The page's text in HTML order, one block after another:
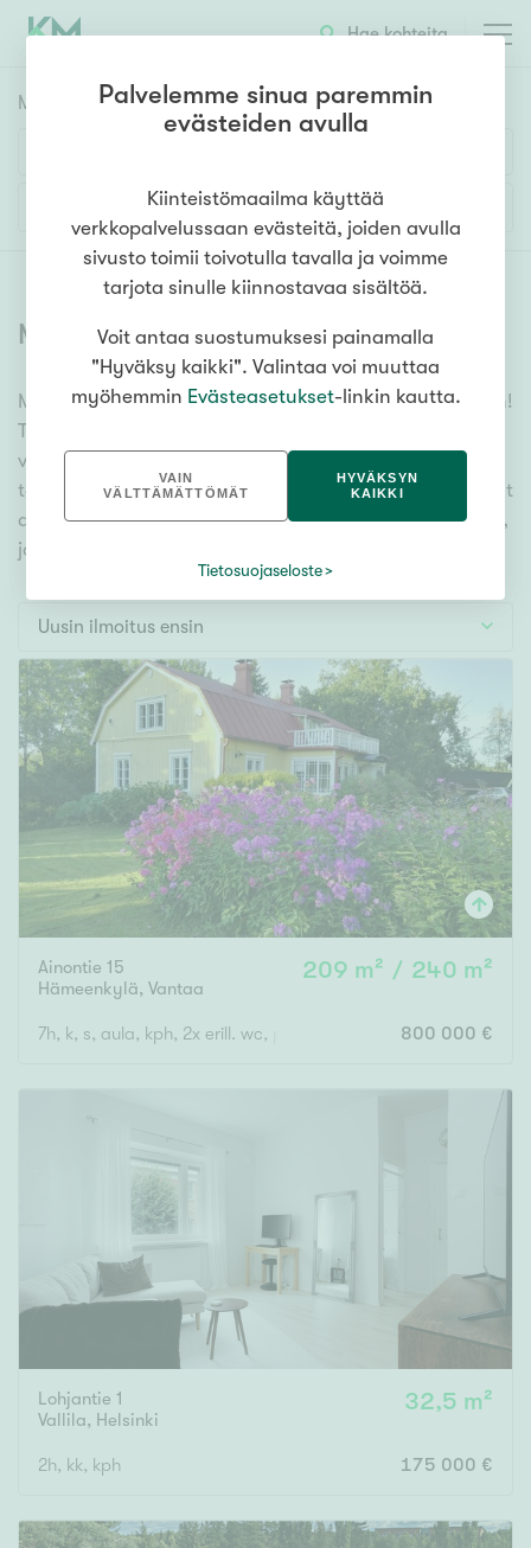
Hae kohteita
Myyntikohteet
1h 2h 3h 4h 5h+
Asuntotyyppi
Kerros-/luhtitalo
Rivitalo/paritalo
Omakoti-/erillistalo
Maa- tai metsätila
Vapaa-ajan asunto
Muut
000 000 €
Pinta-ala
Asuinpinta-ala Kokonaispinta-ala
m²
Rakennusvuosi
Uudiskohteet
Vain uudiskohteet Ei uudiskohteita
Arvokohteet
Vain arvokohteet Ei arvokohteita
Kunto
Lisää hakuehtoja
Myytävät asunnot (6382)
Meiltä löydät myytävät asunnot, oli tarpeesi mikä vain!
Tuhansien kohteiden ja satojen kiinteistönvälittäjien
verkostomme auttaa sinua kenties elämäsi
tärkeimmässä päätöksessä. Katso alta kaikki myytävät
asunnot. Hyödynnä myös kätevää hakutyökaluamme,
jonka avulla löydät omien toiveidesi mukaisen kodin.
Uusin ilmoitus ensin
Ainontie 15
Hämeenkylä, Vantaa
209 m² / 240 m²
7h, k, s, aula, kph, 2x erill. wc, parveke, lasikuisti800 000 €
Lohjantie 1
Vallila, Helsinki
32,5 m²
2h, kk, kph 175 000 €
Palvelemme sinua paremmin
evästeiden avulla
Kiinteistömaailma käyttää
verkkopalvelussaan evästeitä, joiden avulla
sivusto toimii toivotulla tavalla ja voimme
tarjota sinulle kiinnostavaa sisältöä.
Voit antaa suostumuksesi painamalla
"Hyväksy kaikki". Valintaa voi muuttaa
myöhemmin Evästeasetukset-linkin kautta.
VAIN
VÄLTTÄMÄTTÖMÄT
HYVÄKSYN
KAIKKI
Tietosuojaseloste